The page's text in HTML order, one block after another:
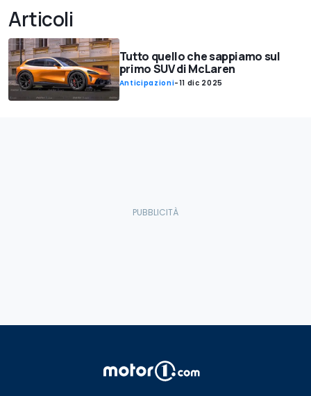
Articoli
Tutto quello che sappiamo sul
primo SUV di McLaren
Anticipazioni-11 dic 2025